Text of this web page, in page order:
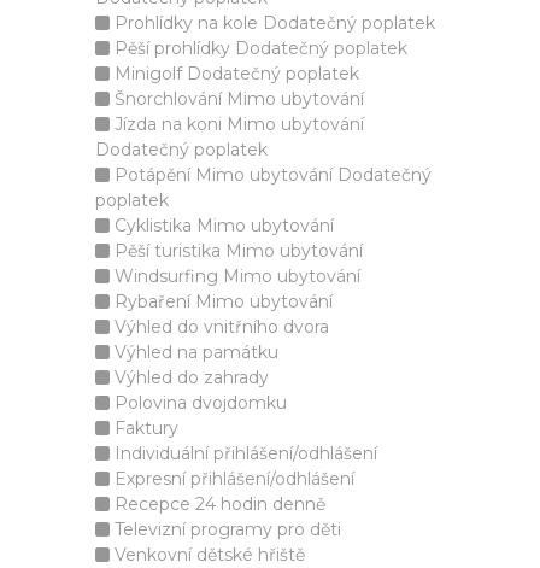
Prohlídky na kole Dodatečný poplatek
Pěší prohlídky Dodatečný poplatek
Minigolf Dodatečný poplatek
Šnorchlování Mimo ubytování
Jízda na koni Mimo ubytování
Dodatečný poplatek
Potápění Mimo ubytování Dodatečný
poplatek
Cyklistika Mimo ubytování
Pěší turistika Mimo ubytování
Windsurfing Mimo ubytování
Rybaření Mimo ubytování
Výhled do vnitřního dvora
Výhled na památku
Výhled do zahrady
Polovina dvojdomku
Faktury
Individuální přihlášení/odhlášení
Expresní přihlášení/odhlášení
Recepce 24 hodin denně
Televizní programy pro děti
Venkovní dětské hřiště